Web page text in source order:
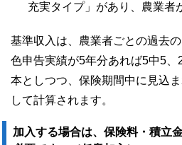
充実タイプ」があり、農業者
基準収入は、農業者ごとの過去
色申告実績が5年分あれば5中5
本としつつ、保険期間中に見込
して計算されます。
加入する場合は、保険料・積立